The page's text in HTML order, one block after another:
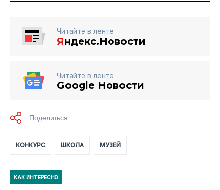
Читайте в ленте
Яндекс.Новости
Читайте в ленте
Google Новости
КОНКУРС ШКОЛА МУЗЕЙ
КАК ИНТЕРЕСНО